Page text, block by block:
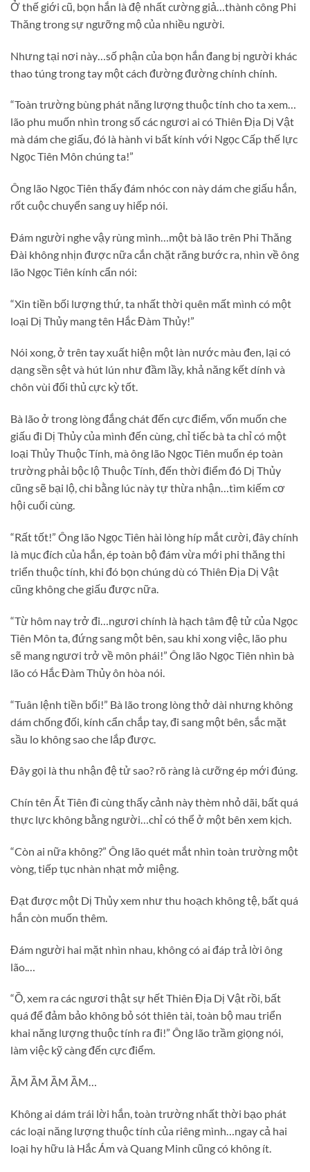
Ở thế giới cũ, bọn hắn là đệ nhất cường giả…thành công Phi
Thăng trong sự ngưỡng mộ của nhiều người.
Nhưng tại nơi này…số phận của bọn hắn đang bị người khác
thao túng trong tay một cách đường đường chính chính.
“Toàn trường bùng phát năng lượng thuộc tính cho ta xem…
lão phu muốn nhìn trong số các ngươi ai có Thiên Địa Dị Vật
mà dám che giấu, đó là hành vi bất kính với Ngọc Cấp thế lực
Ngọc Tiên Môn chúng ta!”
Ông lão Ngọc Tiên thấy đám nhóc con này dám che giấu hắn,
rốt cuộc chuyển sang uy hiếp nói.
Đám người nghe vậy rùng mình…một bà lão trên Phi Thăng
Đài không nhịn được nữa cắn chặt răng bước ra, nhìn về ông
lão Ngọc Tiên kính cẩn nói:
“Xin tiền bối lượng thứ, ta nhất thời quên mất mình có một
loại Dị Thủy mang tên Hắc Đàm Thủy!”
Nói xong, ở trên tay xuất hiện một làn nước màu đen, lại có
dạng sền sệt và hút lún như đầm lầy, khả năng kết dính và
chôn vùi đối thủ cực kỳ tốt.
Bà lão ở trong lòng đắng chát đến cực điểm, vốn muốn che
giấu đi Dị Thủy của mình đến cùng, chỉ tiếc bà ta chỉ có một
loại Thủy Thuộc Tính, mà ông lão Ngọc Tiên muốn ép toàn
trường phải bộc lộ Thuộc Tính, đến thời điểm đó Dị Thủy
cũng sẽ bại lộ, chi bằng lúc này tự thừa nhận…tìm kiếm cơ
hội cuối cùng.
“Rất tốt!” Ông lão Ngọc Tiên hài lòng híp mắt cười, đây chính
là mục đích của hắn, ép toàn bộ đám vừa mới phi thăng thi
triển thuộc tính, khi đó bọn chúng dù có Thiên Địa Dị Vật
cũng không che giấu được nữa.
“Từ hôm nay trở đi…ngươi chính là hạch tâm đệ tử của Ngọc
Tiên Môn ta, đứng sang một bên, sau khi xong việc, lão phu
sẽ mang ngươi trở về môn phái!” Ông lão Ngọc Tiên nhìn bà
lão có Hắc Đàm Thủy ôn hòa nói.
“Tuân lệnh tiền bối!” Bà lão trong lòng thở dài nhưng không
dám chống đối, kính cẩn chắp tay, đi sang một bên, sắc mặt
sầu lo không sao che lắp được.
Đây gọi là thu nhận đệ tử sao? rõ ràng là cưỡng ép mới đúng.
Chín tên Ất Tiên đi cùng thấy cảnh này thèm nhỏ dãi, bất quá
thực lực không bằng người…chỉ có thể ở một bên xem kịch.
“Còn ai nữa không?” Ông lão quét mắt nhìn toàn trường một
vòng, tiếp tục nhàn nhạt mở miệng.
Đạt được một Dị Thủy xem như thu hoạch không tệ, bất quá
hắn còn muốn thêm.
Đám người hai mặt nhìn nhau, không có ai đáp trả lời ông
lão.…
“Ồ, xem ra các ngươi thật sự hết Thiên Địa Dị Vật rồi, bất
quá để đảm bảo không bỏ sót thiên tài, toàn bộ mau triển
khai năng lượng thuộc tính ra đi!” Ông lão trầm giọng nói,
làm việc kỹ càng đến cực điểm.
ẦM ẦM ẦM ẦM…
Không ai dám trái lời hắn, toàn trường nhất thời bạo phát
các loại năng lượng thuộc tính của riêng mình…ngay cả hai
loại hy hữu là Hắc Ám và Quang Minh cũng có không ít.